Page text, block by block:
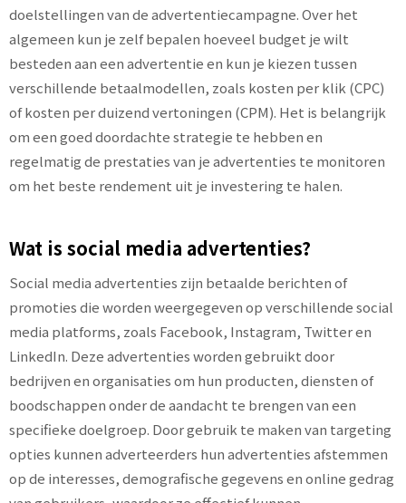
doelstellingen van de advertentiecampagne. Over het
algemeen kun je zelf bepalen hoeveel budget je wilt
besteden aan een advertentie en kun je kiezen tussen
verschillende betaalmodellen, zoals kosten per klik (CPC)
of kosten per duizend vertoningen (CPM). Het is belangrijk
om een goed doordachte strategie te hebben en
regelmatig de prestaties van je advertenties te monitoren
om het beste rendement uit je investering te halen.
Wat is social media advertenties?
Social media advertenties zijn betaalde berichten of
promoties die worden weergegeven op verschillende social
media platforms, zoals Facebook, Instagram, Twitter en
LinkedIn. Deze advertenties worden gebruikt door
bedrijven en organisaties om hun producten, diensten of
boodschappen onder de aandacht te brengen van een
specifieke doelgroep. Door gebruik te maken van targeting
opties kunnen adverteerders hun advertenties afstemmen
op de interesses, demografische gegevens en online gedrag